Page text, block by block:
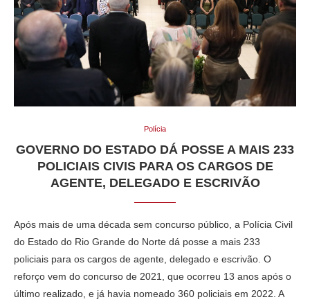
Polícia
GOVERNO DO ESTADO DÁ POSSE A MAIS 233
POLICIAIS CIVIS PARA OS CARGOS DE
AGENTE, DELEGADO E ESCRIVÃO
Após mais de uma década sem concurso público, a Polícia Civil
do Estado do Rio Grande do Norte dá posse a mais 233
policiais para os cargos de agente, delegado e escrivão. O
reforço vem do concurso de 2021, que ocorreu 13 anos após o
último realizado, e já havia nomeado 360 policiais em 2022. A